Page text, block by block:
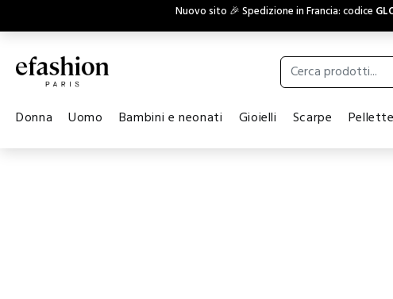
Nuovo sito 🎉 Spedizione in Francia: codice
Donna Uomo Bambini e neonati Gioielli Scarpe